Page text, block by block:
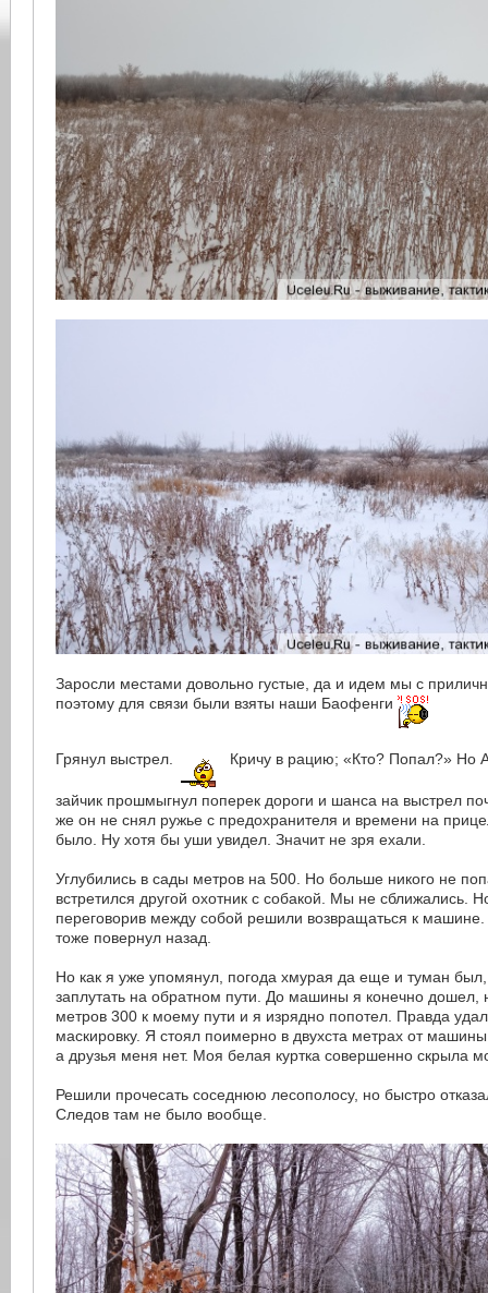
Заросли местами довольно густые, да и идем мы с
поэтому для связи были взяты наши Баофенги
Грянул выстрел. Кричу в рацию; «Кто? Попал?» Но
зайчик прошмыгнул поперек дороги и шанса на выстрел
же он не снял ружье с предохранителя и времени на
было. Ну хотя бы уши увидел. Значит не зря ехали.
Углубились в сады метров на 500. Но больше никого не
встретился другой охотник с собакой. Мы не сближались.
переговорив между собой решили возвращаться к машине.
тоже повернул назад.
Но как я уже упомянул, погода хмурая да еще и туман
заплутать на обратном пути. До машины я конечно дошел,
метров 300 к моему пути и я изрядно попотел. Правда
маскировку. Я стоял поимерно в двухста метрах от
а друзья меня нет. Моя белая куртка совершенно скрыла
Решили прочесать соседнюю лесополосу, но быстро
Следов там не было вообще.